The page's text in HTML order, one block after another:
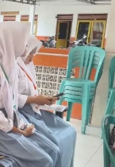
saya bisa
Elok, Jumat,
langkah